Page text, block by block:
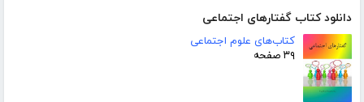
دانلود کتاب گفتارهای اجتماعی
کتاب‌های علوم اجتماعی
۳۹ صفحه